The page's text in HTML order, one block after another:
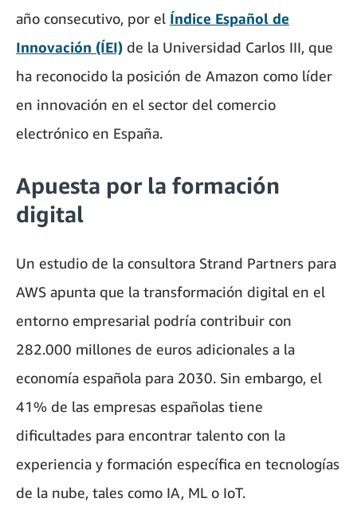
año consecutivo, por el Índice Español de
Innovación (ÍEI) de la Universidad Carlos III, que
ha reconocido la posición de Amazon como líder
en innovación en el sector del comercio
electrónico en España.
Apuesta por la formación
digital
Un estudio de la consultora Strand Partners para
AWS apunta que la transformación digital en el
entorno empresarial podría contribuir con
282.000 millones de euros adicionales a la
economía española para 2030. Sin embargo, el
41% de las empresas españolas tiene
dificultades para encontrar talento con la
experiencia y formación específica en tecnologías
de la nube, tales como IA, ML o IoT.